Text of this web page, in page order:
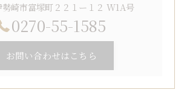
崎市富塚町２２１ー１２ W1A号
0270-55-1585
お問い合わせはこちら